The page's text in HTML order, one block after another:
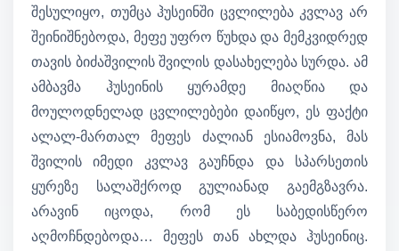
შესულიყო, თუმცა ჰუსეინში ცვლილება კვლავ არ
შეინიშნებოდა, მეფე უფრო წუხდა და მემკვიდრედ
თავის ბიძაშვილის შვილის დასახელება სურდა. ამ
ამბავმა ჰუსეინის ყურამდე მიაღწია და
მოულოდნელად ცვლილებები დაიწყო, ეს ფაქტი
ალალ-მართალ მეფეს ძალიან ესიამოვნა, მას
შვილის იმედი კვლავ გაუჩნდა და სპარსეთის
ყურეზე სალაშქროდ გულიანად გაემგზავრა.
არავინ იცოდა, რომ ეს საბედისწერო
აღმოჩნდებოდა… მეფეს თან ახლდა ჰუსეინიც.